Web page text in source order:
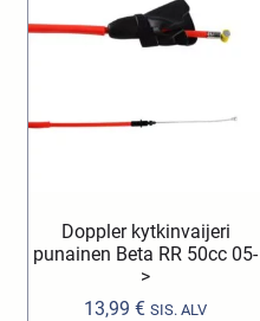
Doppler kytkinvaijeri
punainen Beta RR 50cc 05-
>
13,99€ SIS. ALV